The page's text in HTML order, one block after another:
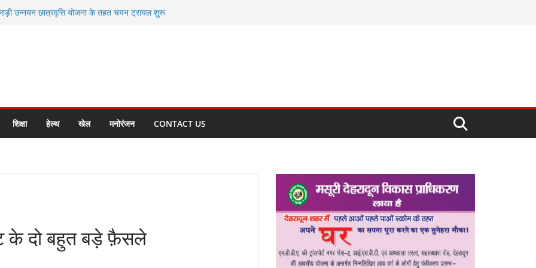
उन्नयन छात्रवृत्ति योजना के तहत चयन ट्रायल शुरू
आपदा मित्र कैडेट्स का हुआ है चयन
की सबसे बड़ी ताकत : मुख्यमंत्री पुष्कर सिंह धामी
बनाने के संकल्प को करना होगा साकार- मुख्यमंत्री
शिक्षा हेल्थ खेल मनोरंजन CONTACT US
के दो बहुत बड़े फ़ैसले